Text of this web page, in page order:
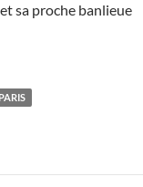
sa proche banlieue
PARIS